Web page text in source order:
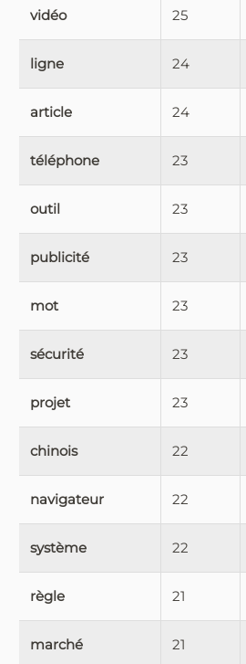
vidéo 25
ligne 24
article 24
téléphone 23
outil 23
publicité 23
mot 23
sécurité 23
projet 23
chinois 22
navigateur 22
système 22
règle 21
marché 21